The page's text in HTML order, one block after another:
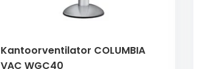
Kantoorventilator COLUMBIA
VAC WGC40